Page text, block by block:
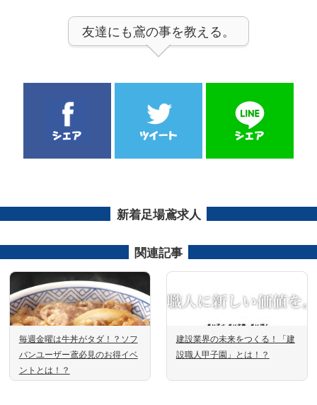
友達にも鳶の事を教える。
新着足場鳶求人
関連記事
毎週金曜は牛丼がタダ！？ソフ
バンユーザー鳶必見のお得イベ
ントとは！？
建設業界の未来をつくる！「建
設職人甲子園」とは！？